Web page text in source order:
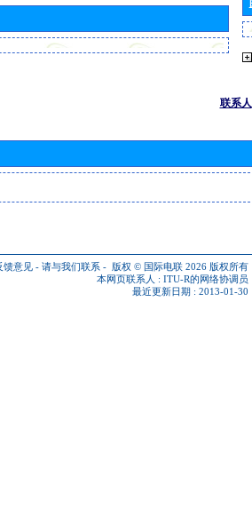
联系人
馈意见 - 请与我们联系 - 版权 © 国际电联 2026 版权所有
本网页联系人 : ITU-R的网络协调员
最近更新日期 : 2013-01-30